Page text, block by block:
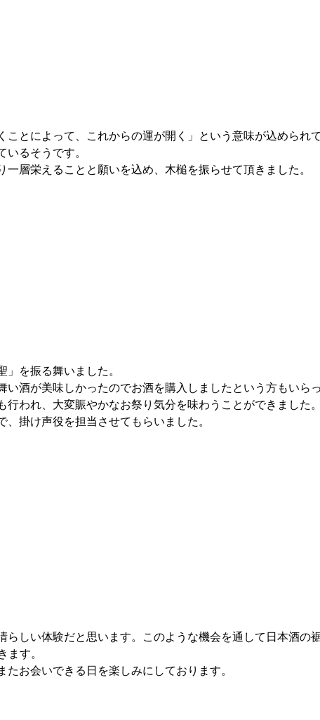
ことによって、これからの運が開く」
という意味が込められ
いるそうです。
一層栄えることと願いを込め、 木槌を振らせて頂きました。
」
を振る舞いました。
い酒が美味しかったのでお酒を購入しましたという方もいら
われ、 大変賑やかなお祭り気分を味わうことができました。
、 掛け声役を担当させてもらいました。
らしい体験だと思います。このような機会を通して日本酒の
ます。
たお会いできる日を楽しみにしております。